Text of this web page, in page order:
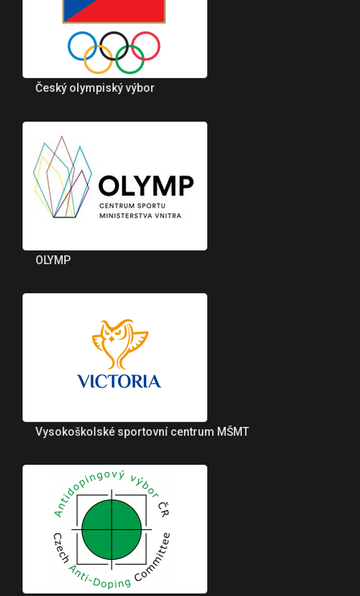
Český olympiský výbor
OLYMP
Vysokoškolské sportovní centrum MŠMT